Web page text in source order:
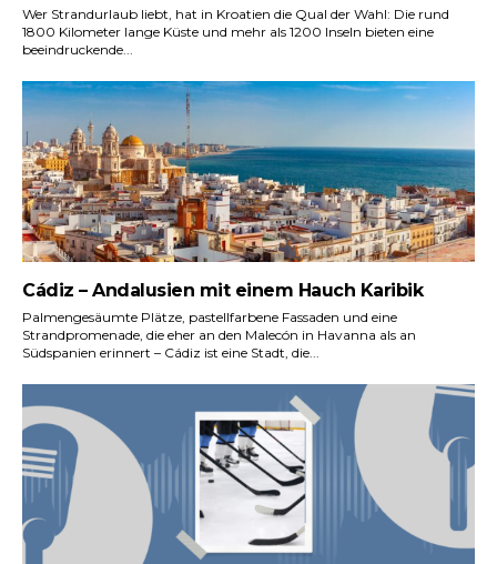
Wer Strandurlaub liebt, hat in Kroatien die Qual der Wahl: Die rund
1800 Kilometer lange Küste und mehr als 1200 Inseln bieten eine
beeindruckende...
Cádiz – Andalusien mit einem Hauch Karibik
Palmengesäumte Plätze, pastellfarbene Fassaden und eine
Strandpromenade, die eher an den Malecón in Havanna als an
Südspanien erinnert – Cádiz ist eine Stadt, die...